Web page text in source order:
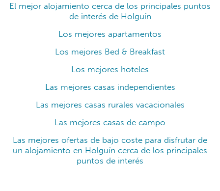
El mejor alojamiento cerca de los principales puntos
de interés de Holguín
Los mejores apartamentos
Los mejores Bed & Breakfast
Los mejores hoteles
Las mejores casas independientes
Las mejores casas rurales vacacionales
Las mejores casas de campo
Las mejores ofertas de bajo coste para disfrutar de
un alojamiento en Holguín cerca de los principales
puntos de interés